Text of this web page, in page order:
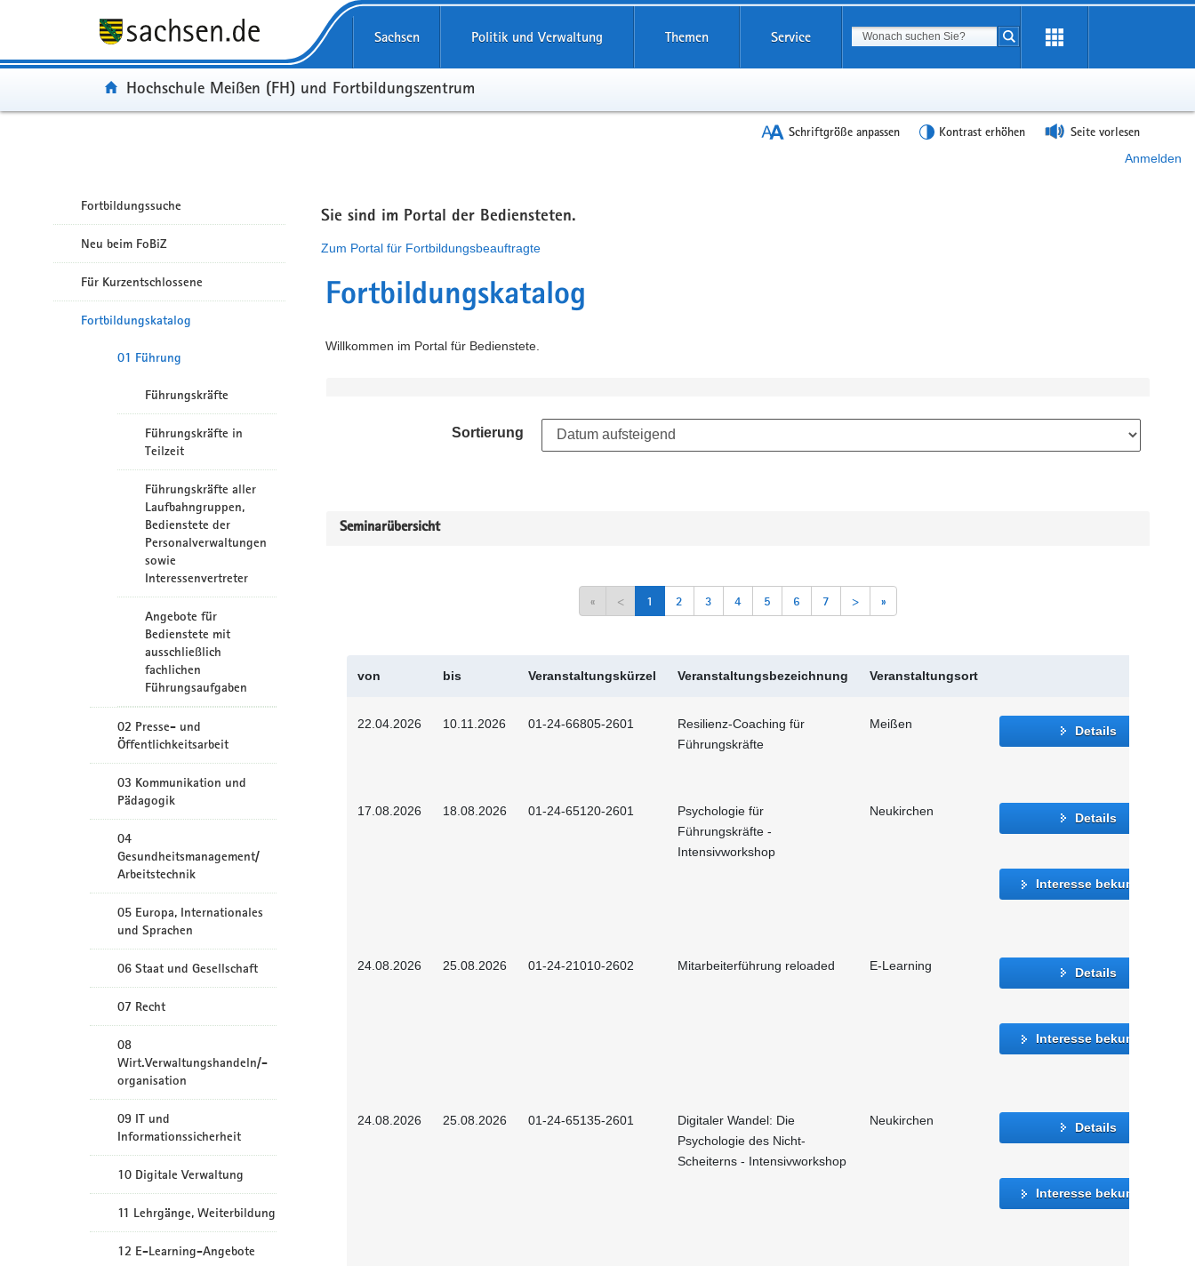
Sachsen Politik und Verwaltung Themen Service Suchbegriff
Suche starten
Portal:
Hochschule Meißen (FH) und Fortbildungszentrum
Schriftgröße anpassen Kontrast erhöhen Seite vorlesen
Anmelden
Fortbildungssuche
Neu beim FoBiZ
Für Kurzentschlossene
Fortbildungskatalog
01 Führung
Führungskräfte
Führungskräfte in
Teilzeit
Führungskräfte aller
Laufbahngruppen,
Bedienstete der
Personalverwaltungen
sowie
Interessenvertreter
Angebote für
Bedienstete mit
ausschließlich
fachlichen
Führungsaufgaben
02 Presse- und
Öffentlichkeitsarbeit
03 Kommunikation und
Pädagogik
04
Gesundheitsmanagement/
Arbeitstechnik
05 Europa, Internationales
und Sprachen
06 Staat und Gesellschaft
07 Recht
08
Wirt.Verwaltungshandeln/-
organisation
09 IT und
Informationssicherheit
10 Digitale Verwaltung
11 Lehrgänge, Weiterbildung
12 E-Learning-Angebote
Sie sind im Portal der Bediensteten.
Zum Portal für Fortbildungsbeauftragte
Fortbildungskatalog
Willkommen im Portal für Bedienstete.
Sortierung
Seminarübersicht
« < 1 2 3 4 5 6 7 > »
von bis Veranstaltungskürzel Veranstaltungsbezeichnung Veranstaltungsort
22.04.2026 10.11.2026 01-24-66805-2601
Resilienz-Coaching für
Führungskräfte
Meißen Details
17.08.2026 18.08.2026 01-24-65120-2601
Psychologie für
Führungskräfte -
Intensivworkshop
Neukirchen Details
Interesse bekunden
24.08.2026 25.08.2026 01-24-21010-2602 Mitarbeiterführung reloaded E-Learning Details
Interesse bekunden
24.08.2026 25.08.2026 01-24-65135-2601
Digitaler Wandel: Die
Psychologie des Nicht-
Scheiterns - Intensivworkshop
Neukirchen Details
Interesse bekunden